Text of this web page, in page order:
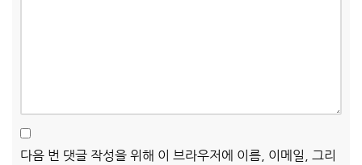
다음 번 댓글 작성을 위해 이 브라우저에 이름, 이메일, 그리